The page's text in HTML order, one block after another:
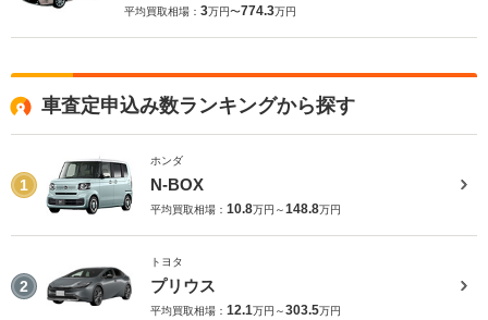
平均買取相場： 3万円〜774.3万円
車査定申込み数ランキングから探す
1
ホンダ
N-BOX
平均買取相場： 10.8万円～148.8万円
2
トヨタ
プリウス
平均買取相場： 12.1万円～303.5万円